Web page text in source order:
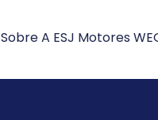
Sobre A ESJ Motores